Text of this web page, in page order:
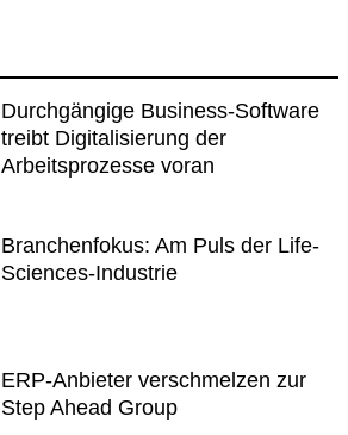
Durchgängige Business-Software
treibt Digitalisierung der
Arbeitsprozesse voran
Branchenfokus: Am Puls der Life-
Sciences-Industrie
ERP-Anbieter verschmelzen zur
Step Ahead Group